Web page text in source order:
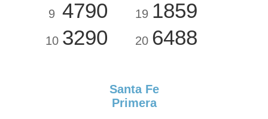
9 4790
10 3290
19 1859
20 6488
Santa Fe
Primera